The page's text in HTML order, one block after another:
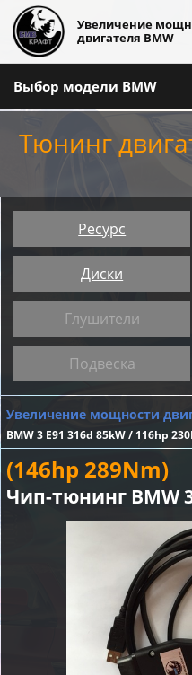
Увеличение
двигателя BMW
Выбор модели BMW
Тюнинг
Ресурс
Диски
Глушители
Подвеска
Увеличение мощности
BMW 3 E91 316d 85kW / 116hp
(146hp 289Nm)
Чип-тюнинг BMW